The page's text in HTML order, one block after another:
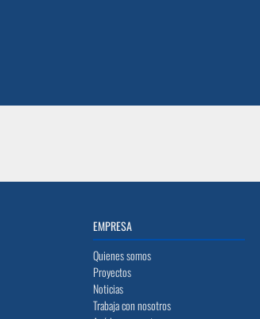
EMPRESA
Quienes somos
Proyectos
Noticias
Trabaja con nosotros